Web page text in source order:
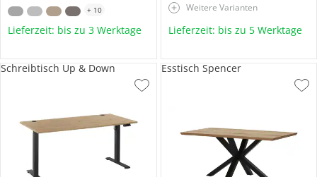
+ 10
Lieferzeit: bis zu 3 Werktage
Weitere Varianten
Lieferzeit: bis zu 5 Werktage
Schreibtisch Up & Down Esstisch Spencer